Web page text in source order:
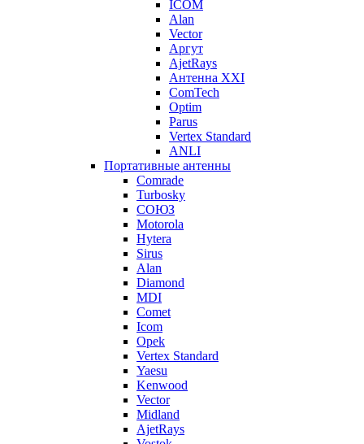
ICOM
Alan
Vector
Аргут
AjetRays
Антенна XXI
ComTech
Optim
Parus
Vertex Standard
ANLI
Портативные антенны
Comrade
Turbosky
СОЮЗ
Motorola
Hytera
Sirus
Alan
Diamond
MDI
Comet
Icom
Opek
Vertex Standard
Yaesu
Kenwood
Vector
Midland
AjetRays